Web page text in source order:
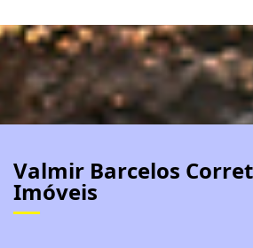
Valmir Barcelos
Imóveis